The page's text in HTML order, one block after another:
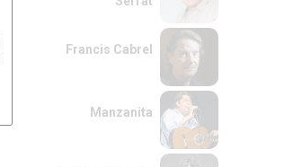
Francis Cabrel
Manzanita